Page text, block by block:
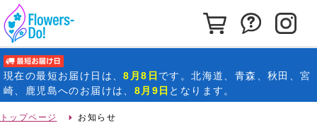
カートを見る
お問い合
現在の最短お届け日 は、8月8日 です。北海道、青森、秋田、宮
崎、鹿児島へのお届けは、 8月9日 となります。
トップページ お知らせ